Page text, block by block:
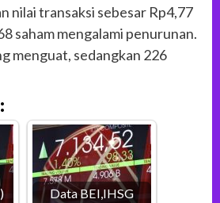
nilai transaksi sebesar Rp4,77
saham mengalami penurunan.
menguat, sedangkan 226
Data BEI,IHSG